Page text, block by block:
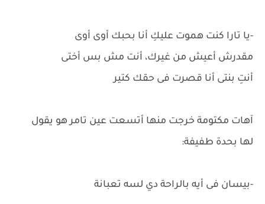
-يا تارا كنت هموت عليكِ أنا بحبك أوى أوى
مقدرش أعيش من غيرك، أنت مش بس أختى
أنتِ بنتى أنا قصرت فى حقك كتير
آهات مكتومة خرجت منها أتسعت عين تامر هو يقول
لها بحدة طفيفة:
-بيسان فى أيه بالراحة دي لسه تعبانة